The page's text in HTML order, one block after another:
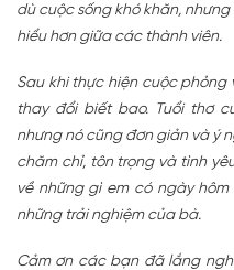
dù cuộc sống khó khăn,
hiểu hơn giữa các thành viên.
Sau khi thực hiện cuộc
thay đổi biết bao. Tuổi thơ
nhưng nó cũng đơn giản và ý
chăm chỉ, tôn trọng và tình
về những gì em có ngày
những trải nghiệm của bà.
Cảm ơn các bạn đã lắng